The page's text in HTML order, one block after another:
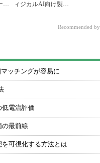
ィジカルAI向け製品
Recommended by
ッチングが容易に
電流評価
最前線
可視化する方法とは